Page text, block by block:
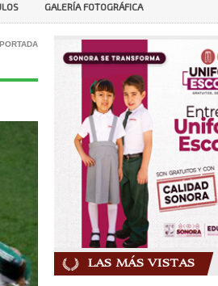
GALERÍA FOTOGRÁFICA
LAS MÁS VISTAS